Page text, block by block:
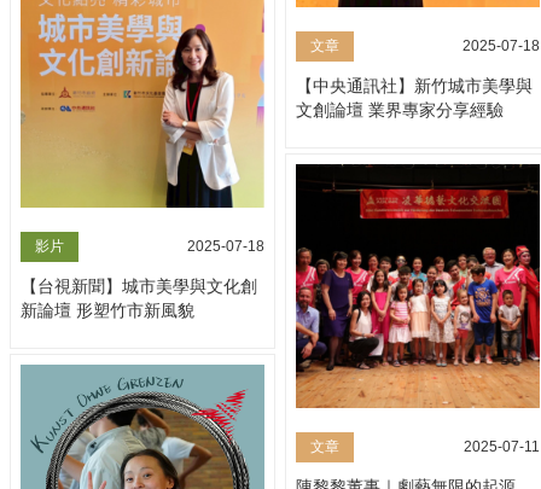
文章 2025-07-18
【中央通訊社】新竹城市美學與
文創論壇 業界專家分享經驗
影片 2025-07-18
【台視新聞】城市美學與文化創
新論壇 形塑竹市新風貌
文章 2025-07-11